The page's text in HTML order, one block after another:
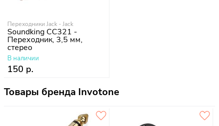
Переходники Jack - Jack
Soundking CC321 -
Переходник, 3,5 мм,
стерео
В наличии
150 р.
Товары бренда Invotone